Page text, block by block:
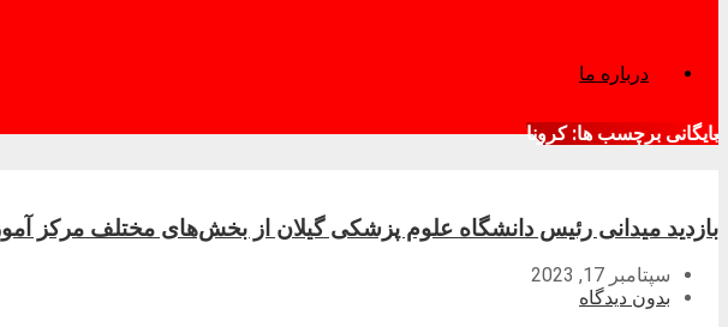
درباره ما
بایگانی برچسب ها: کرونا
بازدید میدانی رئیس دانشگاه علوم پزشکی گیلان از بخش‌های مختلف مرکز
سپتامبر 17, 2023
بدون دیدگاه